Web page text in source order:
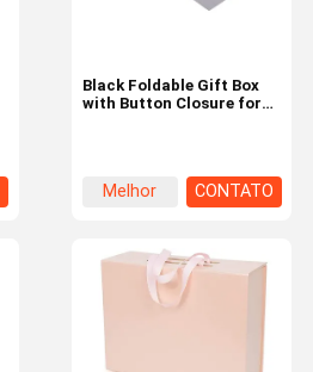
Black Foldable Gift Box
with Button Closure for
Melhor
CONTATO